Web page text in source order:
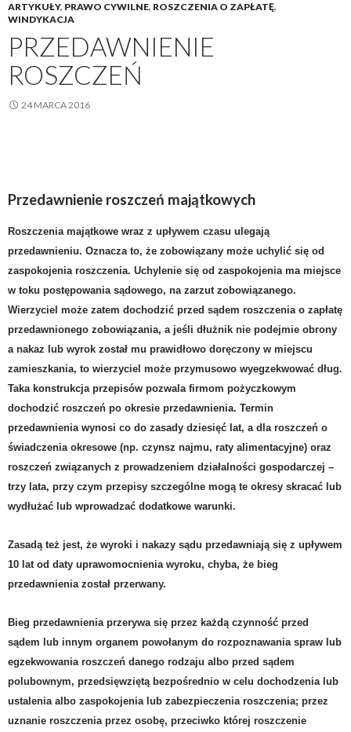
ARTYKUŁY, PRAWO CYWILNE, ROSZCZENIA O ZAPŁATĘ,
WINDYKACJA
PRZEDAWNIENIE
ROSZCZEŃ
24 MARCA 2016
Przedawnienie roszczeń majątkowych
Roszczenia majątkowe wraz z upływem czasu ulegają
przedawnieniu. Oznacza to, że zobowiązany może uchylić się od
zaspokojenia roszczenia. Uchylenie się od zaspokojenia ma miejsce
w toku postępowania sądowego, na zarzut zobowiązanego.
Wierzyciel może zatem dochodzić przed sądem roszczenia o zapłatę
przedawnionego zobowiązania, a jeśli dłużnik nie podejmie obrony
a nakaz lub wyrok został mu prawidłowo doręczony w miejscu
zamieszkania, to wierzyciel może przymusowo wyegzekwować dług.
Taka konstrukcja przepisów pozwala firmom pożyczkowym
dochodzić roszczeń po okresie przedawnienia. Termin
przedawnienia wynosi co do zasady dziesięć lat, a dla roszczeń o
świadczenia okresowe (np. czynsz najmu, raty alimentacyjne) oraz
roszczeń związanych z prowadzeniem działalności gospodarczej –
trzy lata, przy czym przepisy szczególne mogą te okresy skracać lub
wydłużać lub wprowadzać dodatkowe warunki.
Zasadą też jest, że wyroki i nakazy sądu przedawniają się z upływem
10 lat od daty uprawomocnienia wyroku, chyba, że bieg
przedawnienia został przerwany.
Bieg przedawnienia przerywa się przez każdą czynność przed
sądem lub innym organem powołanym do rozpoznawania spraw lub
egzekwowania roszczeń danego rodzaju albo przed sądem
polubownym, przedsięwziętą bezpośrednio w celu dochodzenia lub
ustalenia albo zaspokojenia lub zabezpieczenia roszczenia; przez
uznanie roszczenia przez osobę, przeciwko której roszczenie